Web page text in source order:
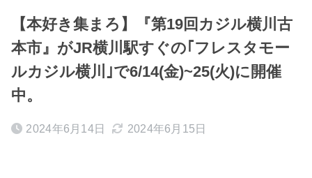
【本好き集まろ】『第19回カジル横川古
本市』がJR横川駅すぐの｢フレスタモー
ルカジル横川｣で6/14(金)~25(火)に開催
中。
2024年6月14日 2024年6月15日